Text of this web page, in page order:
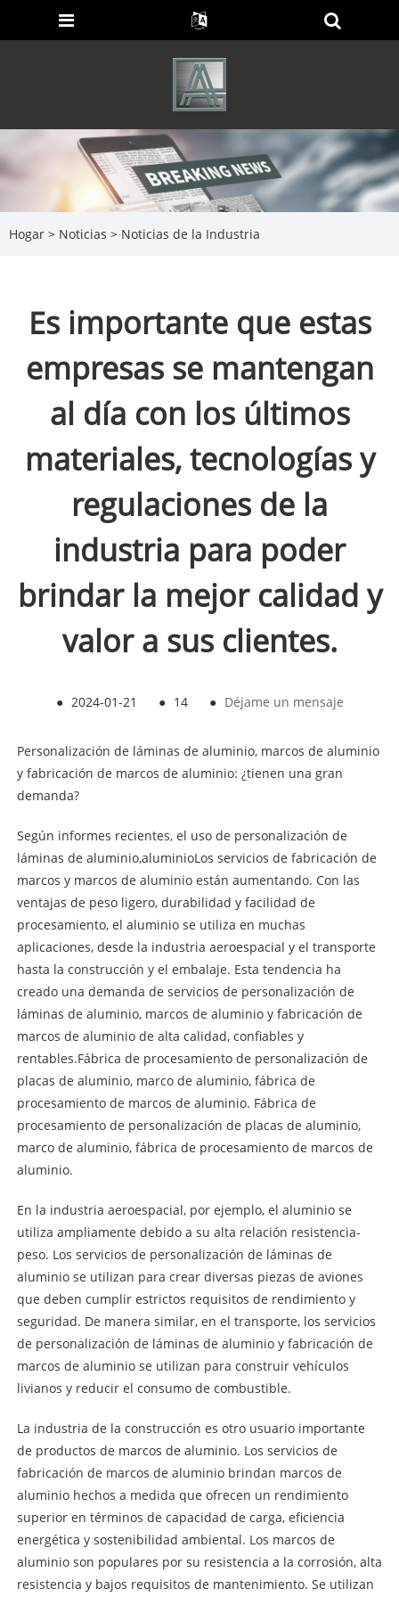
Hogar > Noticias > Noticias de la Industria
Es importante que estas
empresas se mantengan
al día con los últimos
materiales, tecnologías y
regulaciones de la
industria para poder
brindar la mejor calidad y
valor a sus clientes.
● 2024-01-21 ● 14 ● Déjame un mensaje
Personalización de láminas de aluminio, marcos de aluminio
y fabricación de marcos de aluminio: ¿tienen una gran
demanda?
Según informes recientes, el uso de personalización de
láminas de aluminio,aluminioLos servicios de fabricación de
marcos y marcos de aluminio están aumentando. Con las
ventajas de peso ligero, durabilidad y facilidad de
procesamiento, el aluminio se utiliza en muchas
aplicaciones, desde la industria aeroespacial y el transporte
hasta la construcción y el embalaje. Esta tendencia ha
creado una demanda de servicios de personalización de
láminas de aluminio, marcos de aluminio y fabricación de
marcos de aluminio de alta calidad, confiables y
rentables.Fábrica de procesamiento de personalización de
placas de aluminio, marco de aluminio, fábrica de
procesamiento de marcos de aluminio. Fábrica de
procesamiento de personalización de placas de aluminio,
marco de aluminio, fábrica de procesamiento de marcos de
aluminio.
En la industria aeroespacial, por ejemplo, el aluminio se
utiliza ampliamente debido a su alta relación resistencia-
peso. Los servicios de personalización de láminas de
aluminio se utilizan para crear diversas piezas de aviones
que deben cumplir estrictos requisitos de rendimiento y
seguridad. De manera similar, en el transporte, los servicios
de personalización de láminas de aluminio y fabricación de
marcos de aluminio se utilizan para construir vehículos
livianos y reducir el consumo de combustible.
La industria de la construcción es otro usuario importante
de productos de marcos de aluminio. Los servicios de
fabricación de marcos de aluminio brindan marcos de
aluminio hechos a medida que ofrecen un rendimiento
superior en términos de capacidad de carga, eficiencia
energética y sostenibilidad ambiental. Los marcos de
aluminio son populares por su resistencia a la corrosión, alta
resistencia y bajos requisitos de mantenimiento. Se utilizan